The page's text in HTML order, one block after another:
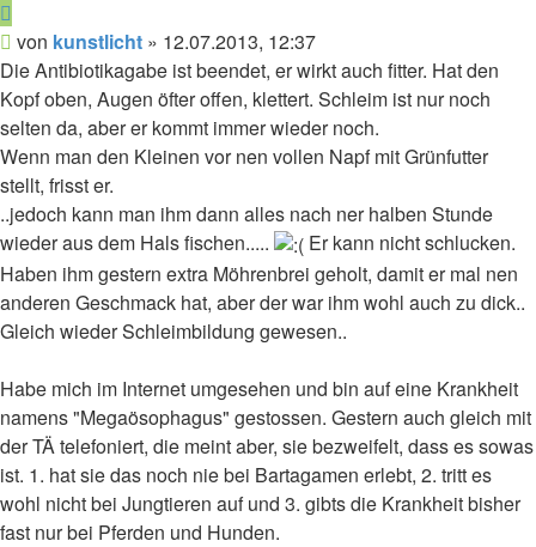
Beitrag
von kunstlicht » 12.07.2013, 12:37
Die Antibiotikagabe ist beendet, er wirkt auch fitter. Hat den
Kopf oben, Augen öfter offen, klettert. Schleim ist nur noch
selten da, aber er kommt immer wieder noch.
Wenn man den Kleinen vor nen vollen Napf mit Grünfutter
stellt, frisst er.
..jedoch kann man ihm dann alles nach ner halben Stunde
wieder aus dem Hals fischen.....
Er kann nicht schlucken.
Haben ihm gestern extra Möhrenbrei geholt, damit er mal nen
anderen Geschmack hat, aber der war ihm wohl auch zu dick..
Gleich wieder Schleimbildung gewesen..
Habe mich im Internet umgesehen und bin auf eine Krankheit
namens "Megaösophagus" gestossen. Gestern auch gleich mit
der TÄ telefoniert, die meint aber, sie bezweifelt, dass es sowas
ist. 1. hat sie das noch nie bei Bartagamen erlebt, 2. tritt es
wohl nicht bei Jungtieren auf und 3. gibts die Krankheit bisher
fast nur bei Pferden und Hunden.